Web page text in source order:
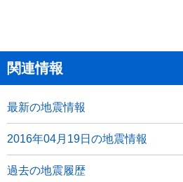
関連情報
最新の地震情報
2016年04月19日の地震情報
過去の地震履歴